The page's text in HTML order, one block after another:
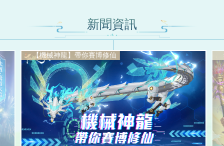
新聞資訊
【機械神龍】帶你賽博修仙